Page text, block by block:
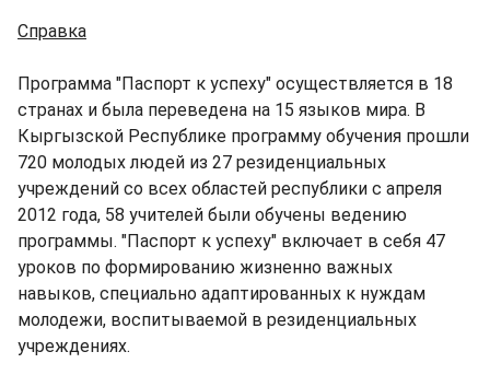
Справка
Программа "Паспорт к успеху" осуществляется в 18
странах и была переведена на 15 языков мира. В
Кыргызской Республике программу обучения прошли
720 молодых людей из 27 резиденциальных
учреждений со всех областей республики с апреля
2012 года, 58 учителей были обучены ведению
программы. "Паспорт к успеху" включает в себя 47
уроков по формированию жизненно важных
навыков, специально адаптированных к нуждам
молодежи, воспитываемой в резиденциальных
учреждениях.